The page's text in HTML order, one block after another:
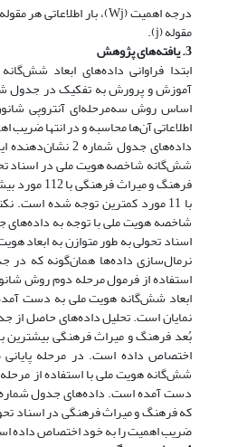
مقوله (j).
3. یافته‌های پژوهش
ابتدا فراوانی داده‌های ابعاد
اساس روش سه‌مرحله‌ای آنتروپی
اطلاعاتی آن‌ها محاسبه و در انتها
داده‌های جدول
شش‌گانه شاخصه هویت ملی در اسناد
فرهنگ و
با 11 مورد کمترین توجه شده است.
اسناد تحولی به طور متوازن به ابعاد
استفاده از فرمول مرحله دوم روش
اختصاص داده است. در مرحله
شش‌گانه هویت ملی با استفاده از
که فرهنگ و میراث فرهنگی در اسناد
ضریب اهمیت را به خود اختصاص داده